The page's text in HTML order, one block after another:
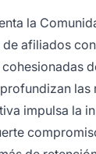
la
afiliados
las
impulsa la